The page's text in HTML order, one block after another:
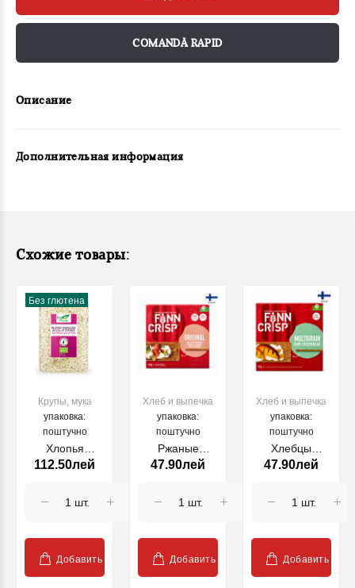
COMANDĂ RAPID
Описание
Дополнительная информация
Схожие товары:
Без глютена
Крупы, мука
упаковка:
поштучно
Хлопья
овсяные BIO
600г BioPlanet
112.50лей
Добавить
Хлеб и выпечка
упаковка:
поштучно
Ржаные
хлебцы с
хлопьями 200г
47.90лей
Добавить
Хлеб и выпечка
упаковка:
поштучно
Хлебцы
мультизерновые
CRISP
47.90лей
Добавить